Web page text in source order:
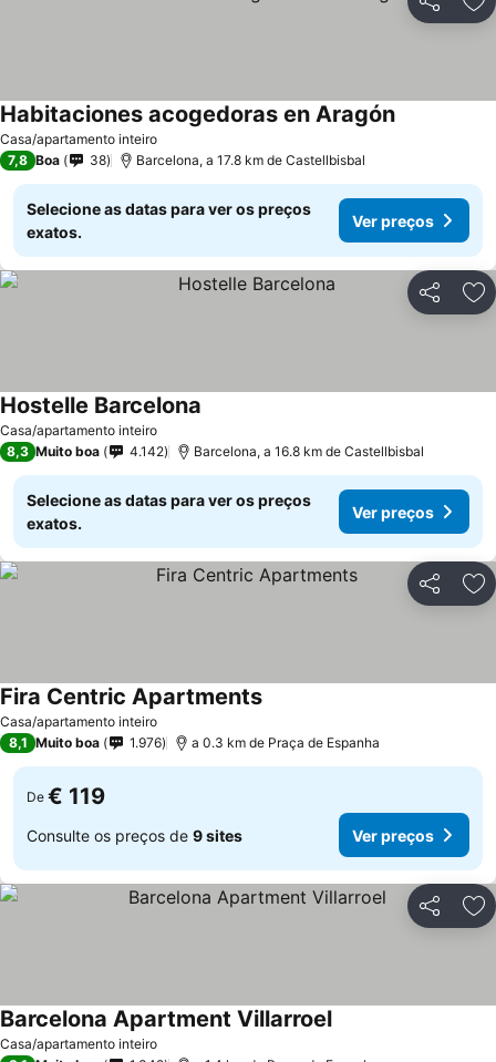
Partilhar
Casa/apartamento inteiro
Habitaciones acogedoras en Aragón
7,8 Boa 38 Barcelona, a 17.8 km de Castellbisbal
Selecione as datas para ver os preços
exatos.
Ver preços
Partilhar
Casa/apartamento inteiro
Hostelle Barcelona
8,3 Muito boa 4.142 Barcelona, a 16.8 km de Castellbisbal
Selecione as datas para ver os preços
exatos.
Ver preços
Partilhar
Casa/apartamento inteiro
Fira Centric Apartments
8,1 Muito boa 1.976 a 0.3 km de Praça de Espanha
De € 119
Consulte os preços de 9 sites Ver preços
Partilhar
Casa/apartamento inteiro
Barcelona Apartment Villarroel